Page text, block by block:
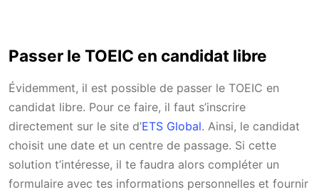
Passer le TOEIC en candidat libre
Évidemment, il est possible de passer le TOEIC en
candidat libre. Pour ce faire, il faut s’inscrire
directement sur le site d’ETS Global. Ainsi, le candidat
choisit une date et un centre de passage. Si cette
solution t’intéresse, il te faudra alors compléter un
formulaire avec tes informations personnelles et fournir